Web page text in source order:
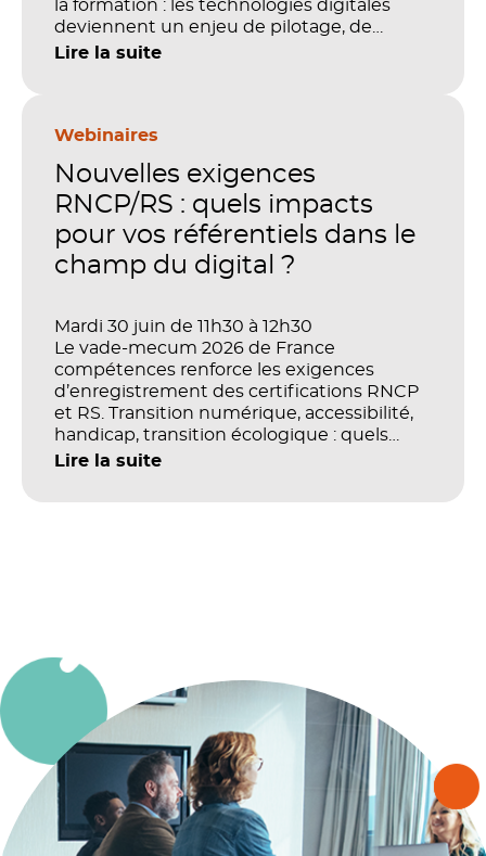
la formation : les technologies digitales
deviennent un enjeu de pilotage, de
performance et de preuve de valeur. IA,
stratégique. Mais comment démontrer
investissements sur les compétences, la
productivité et la performance des
Lire la suite
Webinaires
Nouvelles exigences
RNCP/RS : quels impacts
pour vos référentiels dans le
champ du digital ?
Mardi 30 juin de 11h30 à 12h30
Le vade-mecum 2026 de France
compétences renforce les exigences
d’enregistrement des certifications RNCP
et RS. Transition numérique, accessibilité,
handicap, transition écologique : quels
impacts concrets pour les référentiels dans
Lire la suite